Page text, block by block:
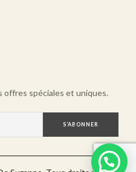
spéciales et uniques.